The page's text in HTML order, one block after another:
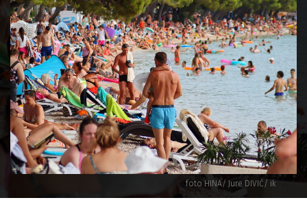
foto HINA/ Jure DIVIĆ/ ik